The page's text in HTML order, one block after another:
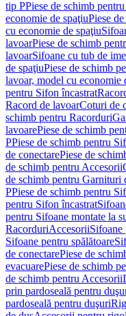
tip PPiese de schimb
economie de spaţiuPiese
cu economie de spaţiu
lavoarPiese de schimb
lavoarSifoane cu tub de
de spaţiuPiese de schimb
lavoar, model cu economie
pentru Sifon încastrat
Racord de lavoarCoturi de
schimb pentru Racorduri
lavoarePiese de schimb
PPiese de schimb pentru
de conectarePiese de
de schimb pentru Accesorii
de schimb pentru Garnituri
PPiese de schimb pentru
pentru Sifon încastrat
pentru Sifoane montate la
RacorduriAccesoriiSifoane
Sifoane pentru spălătoare
de conectarePiese de
evacuarePiese de schimb
de schimb pentru Accesorii
prin pardoseală pentru
pardoseală pentru duşuri